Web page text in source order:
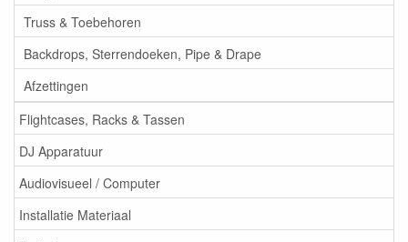
Truss & Toebehoren
Backdrops, Sterrendoeken, Pipe & Drape
Afzettingen
Flightcases, Racks & Tassen
DJ Apparatuur
Audiovisueel / Computer
Installatie Materiaal